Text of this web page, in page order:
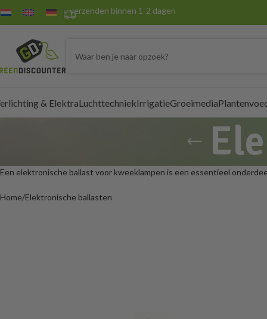
verzenden binnen 1-2 dagen
& ElektraLuchttechniekIrrigatieGroeimedia
Een elektronische ballast voor kweeklampen is een essentieel
Home Elektronische ballasten